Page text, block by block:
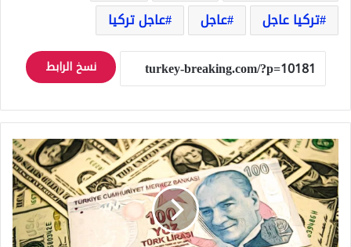
تركيا عاجل
عاجل عاجل تركيا
نسخ الرابط
أفضل
تحسن
لليرة
التركية
حتى
الأن